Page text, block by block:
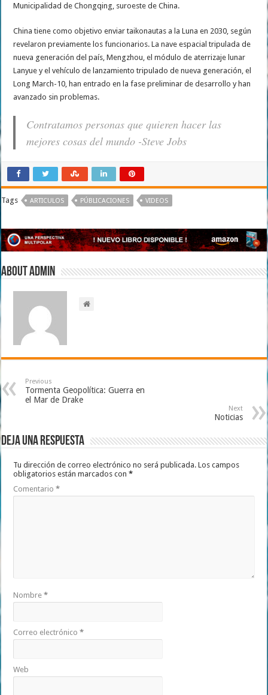
Municipalidad de Chongqing, suroeste de China.
China tiene como objetivo enviar taikonautas a la Luna en 2030, según
revelaron previamente los funcionarios. La nave espacial tripulada de
nueva generación del país, Mengzhou, el módulo de aterrizaje lunar
Lanyue y el vehículo de lanzamiento tripulado de nueva generación, el
Long March-10, han entrado en la fase preliminar de desarrollo y han
avanzado sin problemas.
Contratamos personas que quieren hacer las
mejores cosas del mundo -Steve Jobs
Tags ARTICULOS PÚBLICACIONES VIDEOS
About admin
Previous
Tormenta Geopolítica: Guerra en
el Mar de Drake
Next
Noticias
Deja una respuesta
Tu dirección de correo electrónico no será publicada. Los campos
obligatorios están marcados con*
Comentario*
Nombre*
Correo electrónico*
Web